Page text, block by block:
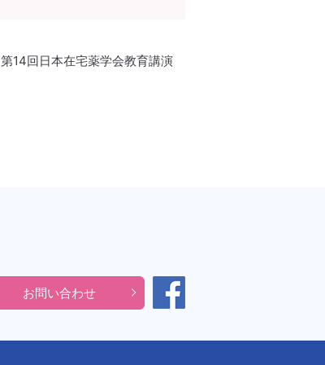
第14回日本在宅薬学会教育講演
お問い合わせ